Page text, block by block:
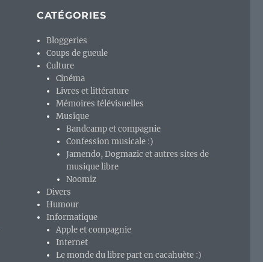
CATÉGORIES
Bloggeries
Coups de gueule
Culture
Cinéma
Livres et littérature
Mémoires télévisuelles
Musique
Bandcamp et compagnie
Confession musicale :)
Jamendo, Dogmazic et autres sites de
musique libre
Noomiz
Divers
Humour
Informatique
Apple et compagnie
Internet
Le monde du libre part en cacahuète :)